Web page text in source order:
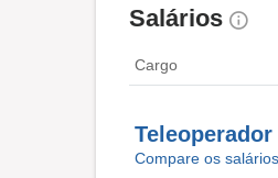
Salários
Cargo
Teleoperador
Compare os